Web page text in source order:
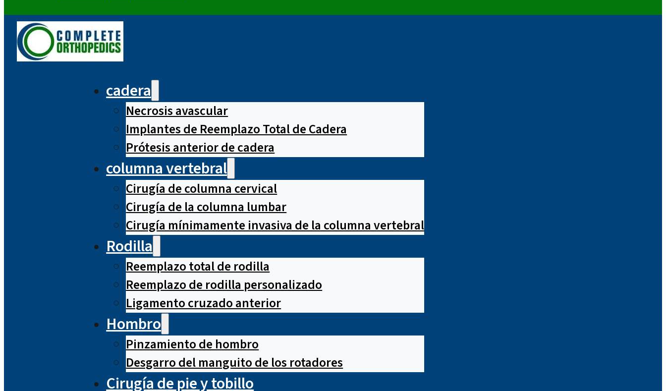
cadera
Necrosis avascular
Implantes de Reemplazo Total de Cadera
Prótesis anterior de cadera
columna vertebral
Cirugía de columna cervical
Cirugía de la columna lumbar
Cirugía mínimamente invasiva de la columna vertebral
Rodilla
Reemplazo total de rodilla
Reemplazo de rodilla personalizado
Ligamento cruzado anterior
Hombro
Pinzamiento de hombro
Desgarro del manguito de los rotadores
Cirugía de pie y tobillo